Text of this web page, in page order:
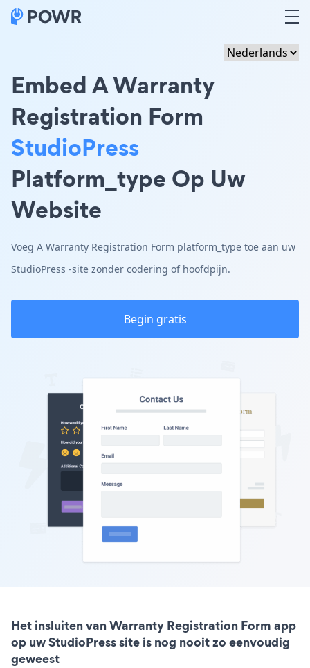
Embed A Warranty
Registration Form
StudioPress
Platform_type Op Uw
Website
Voeg A Warranty Registration Form platform_type toe aan uw
StudioPress -site zonder codering of hoofdpijn.
Begin gratis
Het insluiten van Warranty Registration Form app
op uw StudioPress site is nog nooit zo eenvoudig
geweest